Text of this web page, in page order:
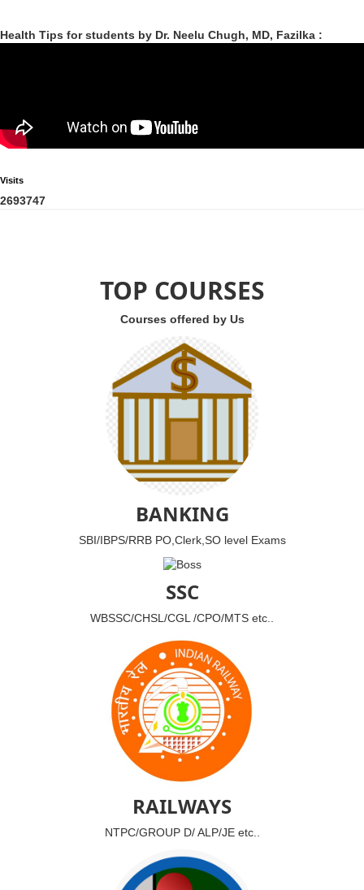
Health Tips for students by Dr. Neelu Chugh, MD, Fazilka :
Visits
2693747
TOP COURSES
Courses offered by Us
BANKING
SBI/IBPS/RRB PO,Clerk,SO level Exams
SSC
WBSSC/CHSL/CGL /CPO/MTS etc..
RAILWAYS
NTPC/GROUP D/ ALP/JE etc..